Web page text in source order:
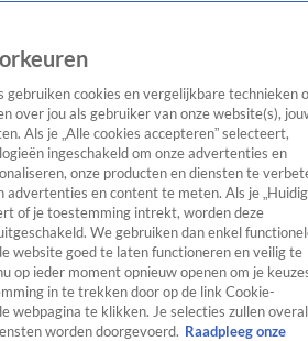
Entertainment TV Algemeen
Tip
SpraakmakendRealityCrimeVideo's
gebruiken cookies en vergelijkbare technieken
over jou als gebruiker van onze website(s),
Als je „Alle cookies accepteren” selecteert,
ingeschakeld om onze advertenties en
onze producten en diensten te
advertenties en content te meten. Als je
of je toestemming intrekt, worden deze
We gebruiken dan enkel
website goed te laten functioneren en veilig te
op ieder moment opnieuw openen om je
in te trekken door op de link Cookie-
webpagina te klikken. Je selecties zullen overal
worden doorgevoerd. Raadpleeg onze